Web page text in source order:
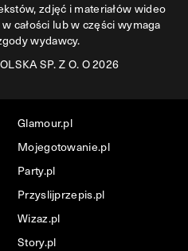
zdjęć i materiałów wideo
całości lub w części wymaga
wydawcy.
SP. Z O. O 2026
Glamour.pl
Mojegotowanie.pl
Party.pl
Przyslijprzepis.pl
Wizaz.pl
Story.pl